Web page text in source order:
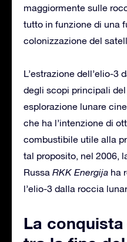
maggiormente sulle
tutto in funzione di una
colonizzazione del
L’estrazione dell’elio-3
degli scopi principali
esplorazione lunare
che ha l’intenzione di
combustibile utile alla
tal proposito, nel 2006,
Russa RKK Energija ha
l’elio-3 dalla roccia
La